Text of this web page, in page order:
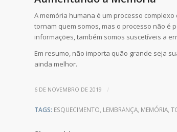
A memória humana é um processo
tornam quem somos, mas o processo não é
informações, também somos suscetíveis a
Em resumo, não importa quão grande seja
ainda melhor.
6 DE NOVEMBRO DE 2019 /
TAGS: ESQUECIMENTO LEMBRANÇA MEMÓRIA